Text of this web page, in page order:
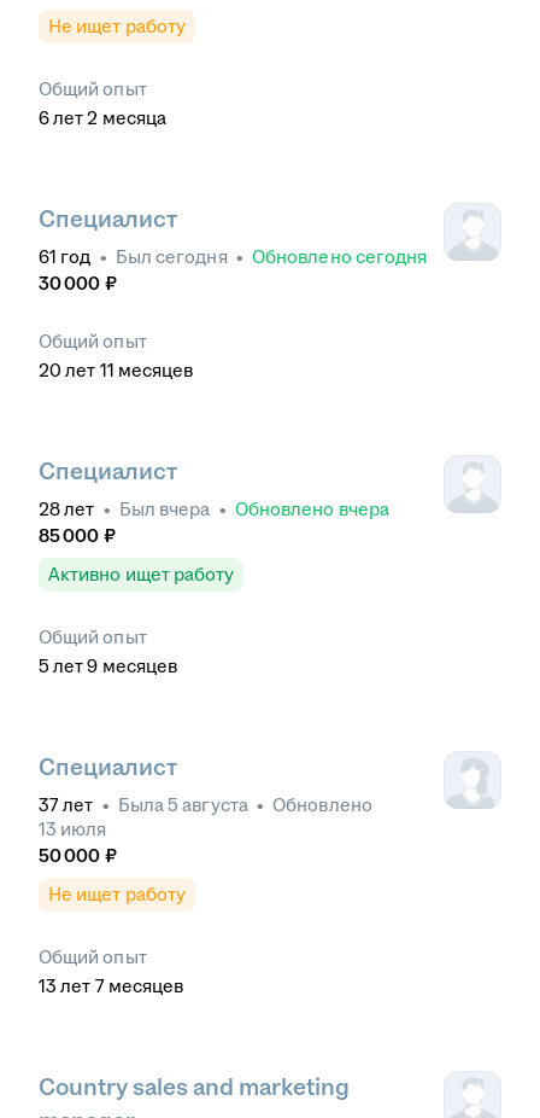
Не ищет работу
Общий опыт
6лет 2 месяца
Специалист
61 год • Был сегодня • Обновлено сегодня
30 000 ₽
Общий опыт
20 лет 11 месяцев
Специалист
28лет • Был вчера • Обновлено вчера
85 000 ₽
Активно ищет работу
Общий опыт
5 лет 9 месяцев
Специалист
37лет • Была5 августа • Обновлено
13 июля
50 000 ₽
Не ищет работу
Общий опыт
13 лет 7 месяцев
Country sales and marketing